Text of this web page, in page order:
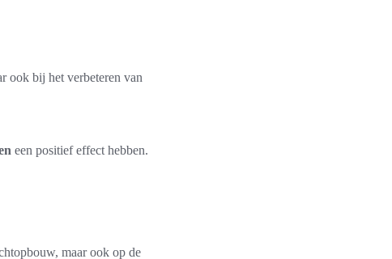
ook bij het verbeteren van
een positief effect hebben.
maar ook op de